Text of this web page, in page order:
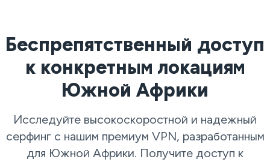
Беспрепятственный доступ
к конкретным локациям
Южной Африки
Исследуйте высокоскоростной и надежный
серфинг с нашим премиум VPN, разработанным
для Южной Африки. Получите доступ к